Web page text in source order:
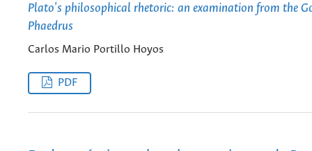
Plato's philosophical rhetoric: an examination from the
Phaedrus
Carlos Mario Portillo Hoyos
PDF